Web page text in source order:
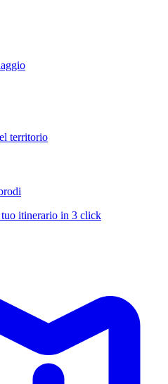
territorio
itinerario in 3 click